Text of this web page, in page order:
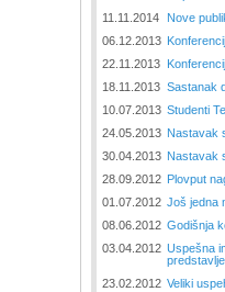
11.11.2014
Nove
06.12.2013
22.11.2013
18.11.2013 Sastanak
10.07.2013 Studenti
24.05.2013 Nastavak
30.04.2013 Nastavak
28.09.2012 Plovput
01.07.2012 Još jedna
08.06.2012 Godišnja
03.04.2012 Uspešna
23.02.2012 Veliki